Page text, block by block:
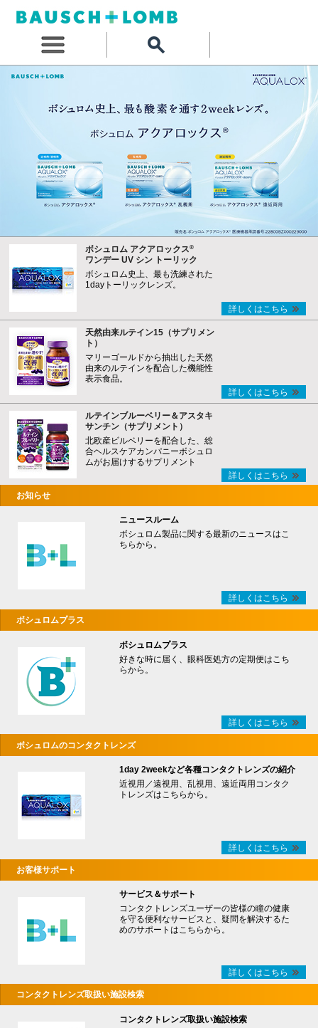
ボシュロム アクアロックス®
ワンデー UV シン トーリック
ボシュロム史上、最も洗練された
1dayトーリックレンズ。
詳しくはこちら
天然由来ルテイン15（サプリメン
ト）
マリーゴールドから抽出した天然
由来のルテインを配合した機能性
表示食品。
詳しくはこちら
ルテインブルーベリー＆アスタキ
サンチン（サプリメント）
北欧産ビルベリーを配合した、総
合ヘルスケアカンパニーボシュロ
ムがお届けするサプリメント
詳しくはこちら
お知らせ
ニュースルーム
ボシュロム製品に関する最新のニュースはこ
ちらから。
詳しくはこちら
ボシュロムプラス
ボシュロムプラス
好きな時に届く、眼科医処方の定期便はこち
らから。
詳しくはこちら
ボシュロムのコンタクトレンズ
1day 2weekなど各種コンタクトレンズの紹介
近視用／遠視用、乱視用、遠近両用コンタク
トレンズはこちらから。
詳しくはこちら
お客様サポート
サービス＆サポート
コンタクトレンズユーザーの皆様の瞳の健康
を守る便利なサービスと、疑問を解決するた
めのサポートはこちらから。
詳しくはこちら
コンタクトレンズ取扱い施設検索
コンタクトレンズ取扱い施設検索